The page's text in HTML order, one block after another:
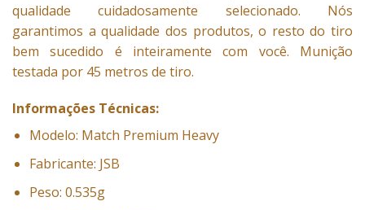
qualidade cuidadosamente selecionado. Nós
garantimos a qualidade dos produtos, o resto do tiro
bem sucedido é inteiramente com você. Munição
testada por 45 metros de tiro.
Informações Técnicas:
Modelo: Match Premium Heavy
Fabricante: JSB
Peso: 0.535g